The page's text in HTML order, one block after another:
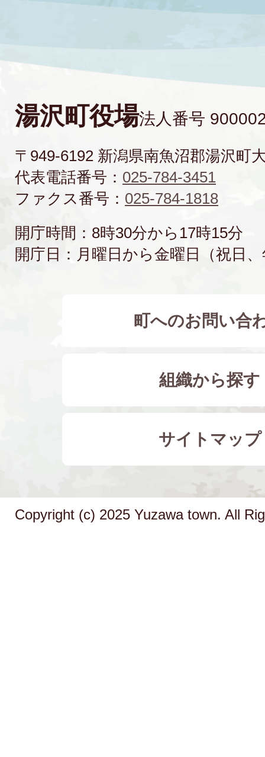
湯沢町役場法人番号
〒949-6192 新潟県南魚沼郡湯沢町
代表電話番号： 025-784-3451
ファクス番号： 025-784-1818
開庁時間：8時30分から17時15分
開庁日：月曜日から金曜日（祝日
町へのお問い合
組織から探す
サイトマップ
Copyright (c) 2025 Yuzawa town. All